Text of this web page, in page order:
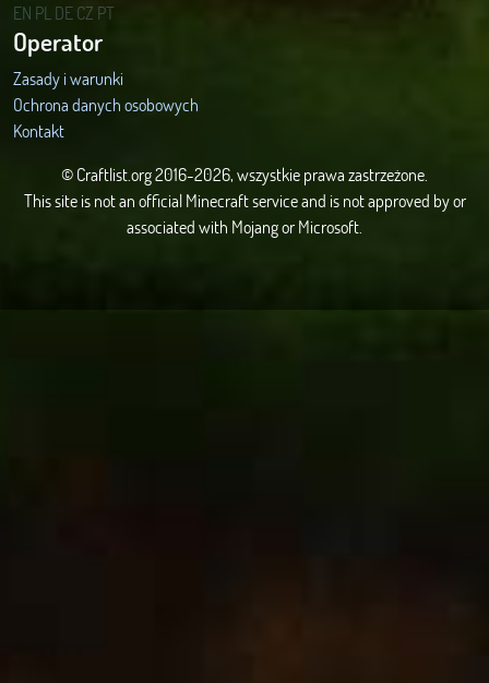
EN PL DECZ PT
Operator
Zasady i warunki
Ochrona danych osobowych
Kontakt
© Craftlist.org 2016-2026, wszystkie prawa zastrzeżone.
This site is not an official Minecraft service and is not approved by or
associated with Mojang or Microsoft.